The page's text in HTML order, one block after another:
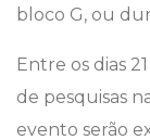
bloco G, ou
Entre os dias
de pesquisas
evento serão